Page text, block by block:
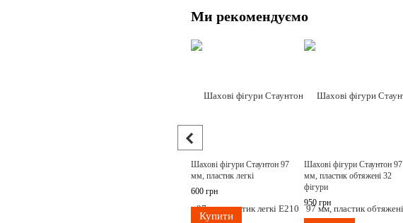
Ми рекомендуємо
Шахові фігури Стаунтон 97
мм, пластик легкі
600 грн
Купити
Шахові фігури Стаунтон 97
мм, пластик обтяжені 32
фігури
950 грн